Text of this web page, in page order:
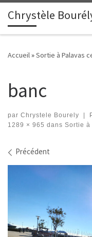
Passer au contenu
Chrystèle
Accueil»Sortie à Palavas
banc
par Chrystele Bourely |
1289 × 965 dans Sortie à
Navigation
Précédent